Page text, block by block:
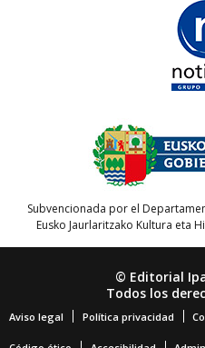
Subvencionada por el
Eusko Jaurlaritzako Kultura eta
© Editorial
Todos los
Aviso legal Política privacidad